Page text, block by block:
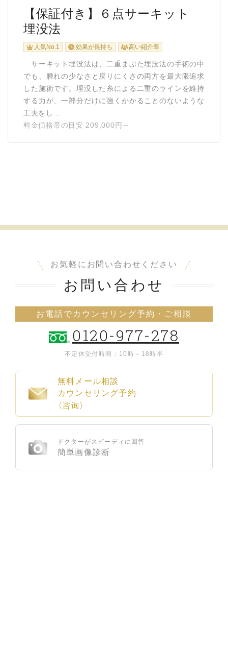
【保証付き】６点サーキット
埋没法
人気No.1 効果が長持ち 高い紹介率
サーキット埋没法は、二重まぶた埋没法の手術の中
でも、腫れの少なさと戻りにくさの両方を最大限追求
した施術です。埋没した糸による二重のラインを維持
する力が、一部分だけに強くかかることのないような
工夫をし...
料金価格帯の目安 209,000円～
お気軽にお問い合わせください
お問い合わせ
お電話でカウンセリング予約・ご相談
0120-977-278
不定休 受付時間：10時～18時半
無料メール相談
カウンセリング予約
（咨询）
ドクターがスピーディに回答
簡単画像診断